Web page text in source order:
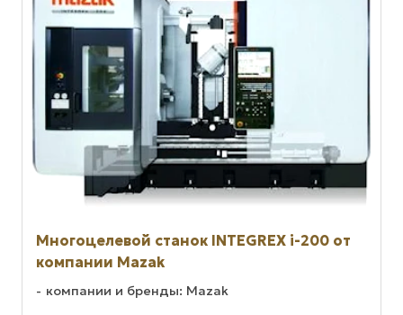
Многоцелевой станок INTEGREX i-200 от
компании Mazak
компании и бренды: Mazak